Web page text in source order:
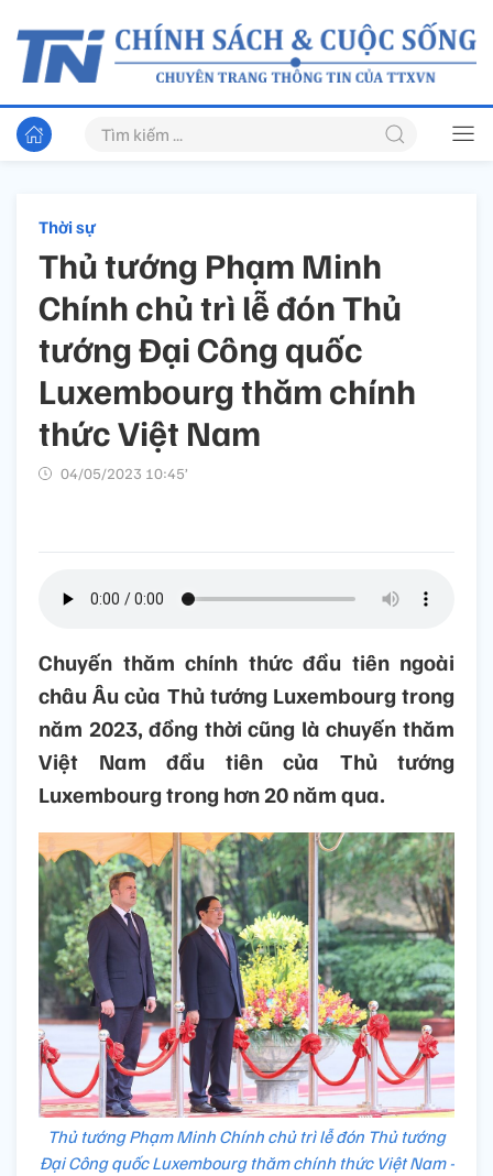
Thời sự
Thủ tướng Phạm Minh
Chính chủ trì lễ đón Thủ
tướng Đại Công quốc
Luxembourg thăm chính
thức Việt Nam
04/05/2023 10:45’
Chuyến thăm chính thức đầu tiên ngoài
châu Âu của Thủ tướng Luxembourg trong
năm 2023, đồng thời cũng là chuyến thăm
Việt Nam đầu tiên của Thủ tướng
Luxembourg trong hơn 20 năm qua.
Thủ tướng Phạm Minh Chính chủ trì lễ đón Thủ tướng
Đại Công quốc Luxembourg thăm chính thức Việt Nam -